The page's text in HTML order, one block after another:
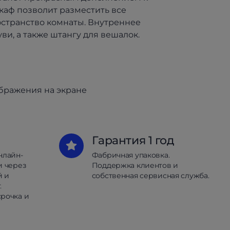
позволит разместить все
комнаты. Внутреннее
а также штангу для вешалок.
на экране
через
и
и
Гарантия 1 год
Фабричная упаковка.
Поддержка клиентов и
собственная сервисная служба.